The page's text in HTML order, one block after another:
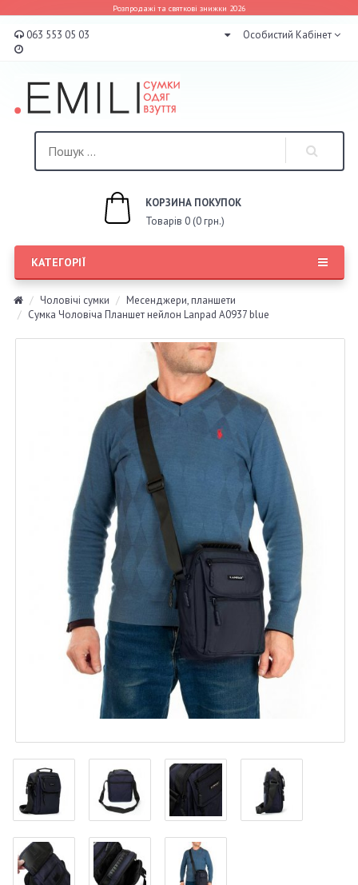
Розпродажі та святкові знижки 2026
063 553 05 03 Особистий Кабінет
КОРЗИНА ПОКУПОК
Товарів 0 (0 грн.)
КАТЕГОРІЇ
Чоловічі сумки
Месенджери, планшети
Сумка Чоловіча Планшет нейлон Lanpad A0937 blue